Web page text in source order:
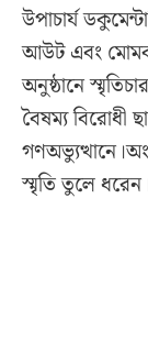
উপাচার্য
আউট এবং
অনুষ্ঠানে
বৈষম্য বিরোধী
স্মৃতি তুলে ধরেন।